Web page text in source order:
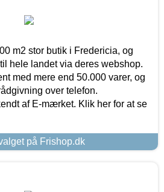
m2 stor butik i Fredericia, og
hele landet via deres webshop.
med mere end 50.000 varer, og
over telefon.
af E-mærket. Klik her for at se
på Frishop.dk